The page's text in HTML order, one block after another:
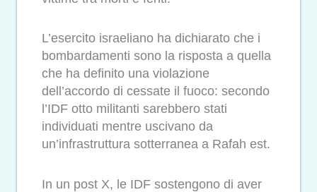
L’esercito israeliano ha dichiarato che i
bombardamenti sono la risposta a quella
che ha definito una violazione
dell’accordo di cessate il fuoco: secondo
l’IDF otto militanti sarebbero stati
individuati mentre uscivano da
un’infrastruttura sotterranea a Rafah est.
In un post X, le IDF sostengono di aver